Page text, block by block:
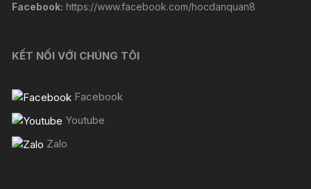
Facebook: https://www.facebook.com/hocdanquan8
KẾT NỐI VỚI CHÚNG TÔI
Facebook
Youtube
Zalo